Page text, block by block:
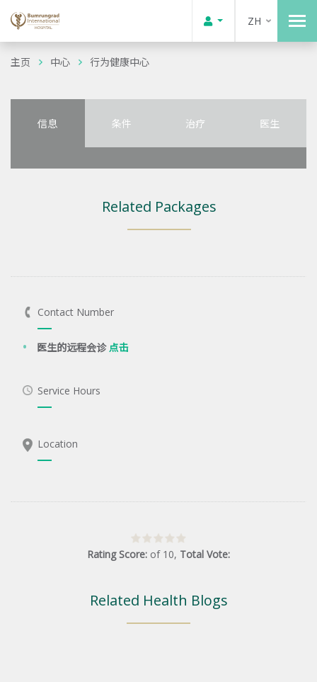
ZH
主页 中心 行为健康中心
信息 条件 治疗 医生
Related Packages
Contact Number
医生的远程会诊点击
Service Hours
Location
Rating Score: of 10, Total Vote:
Related Health Blogs